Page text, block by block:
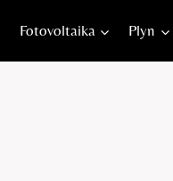
Fotovoltaika Plyn